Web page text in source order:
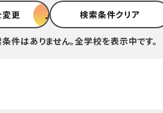
更 検索条件クリア
件はありません。全学校を表示中です。